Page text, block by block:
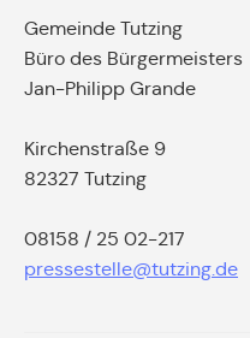
Gemeinde Tutzing
Büro des Bürgermeisters
Jan-Philipp Grande
Kirchenstraße 9
82327 Tutzing
08158 / 25 02-217
pressestelle@tutzing.de